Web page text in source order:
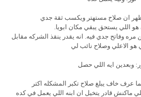
ان صلاح مستهتر ويكسب ثقة جدي
اللي يستحق يبقي مكان ابويا.
مره وفاتح جدي فيه. انه يقدر ينقذ الشركه مقابل
هو الاعلي وصلاح نائب لي
وبعدين ايه اللي حصل
عرف خاف يبلغ صلاح تكبر المشكله اكتر
ماكنش قادر يتخيل ان ابنه اللي يعمل في كده